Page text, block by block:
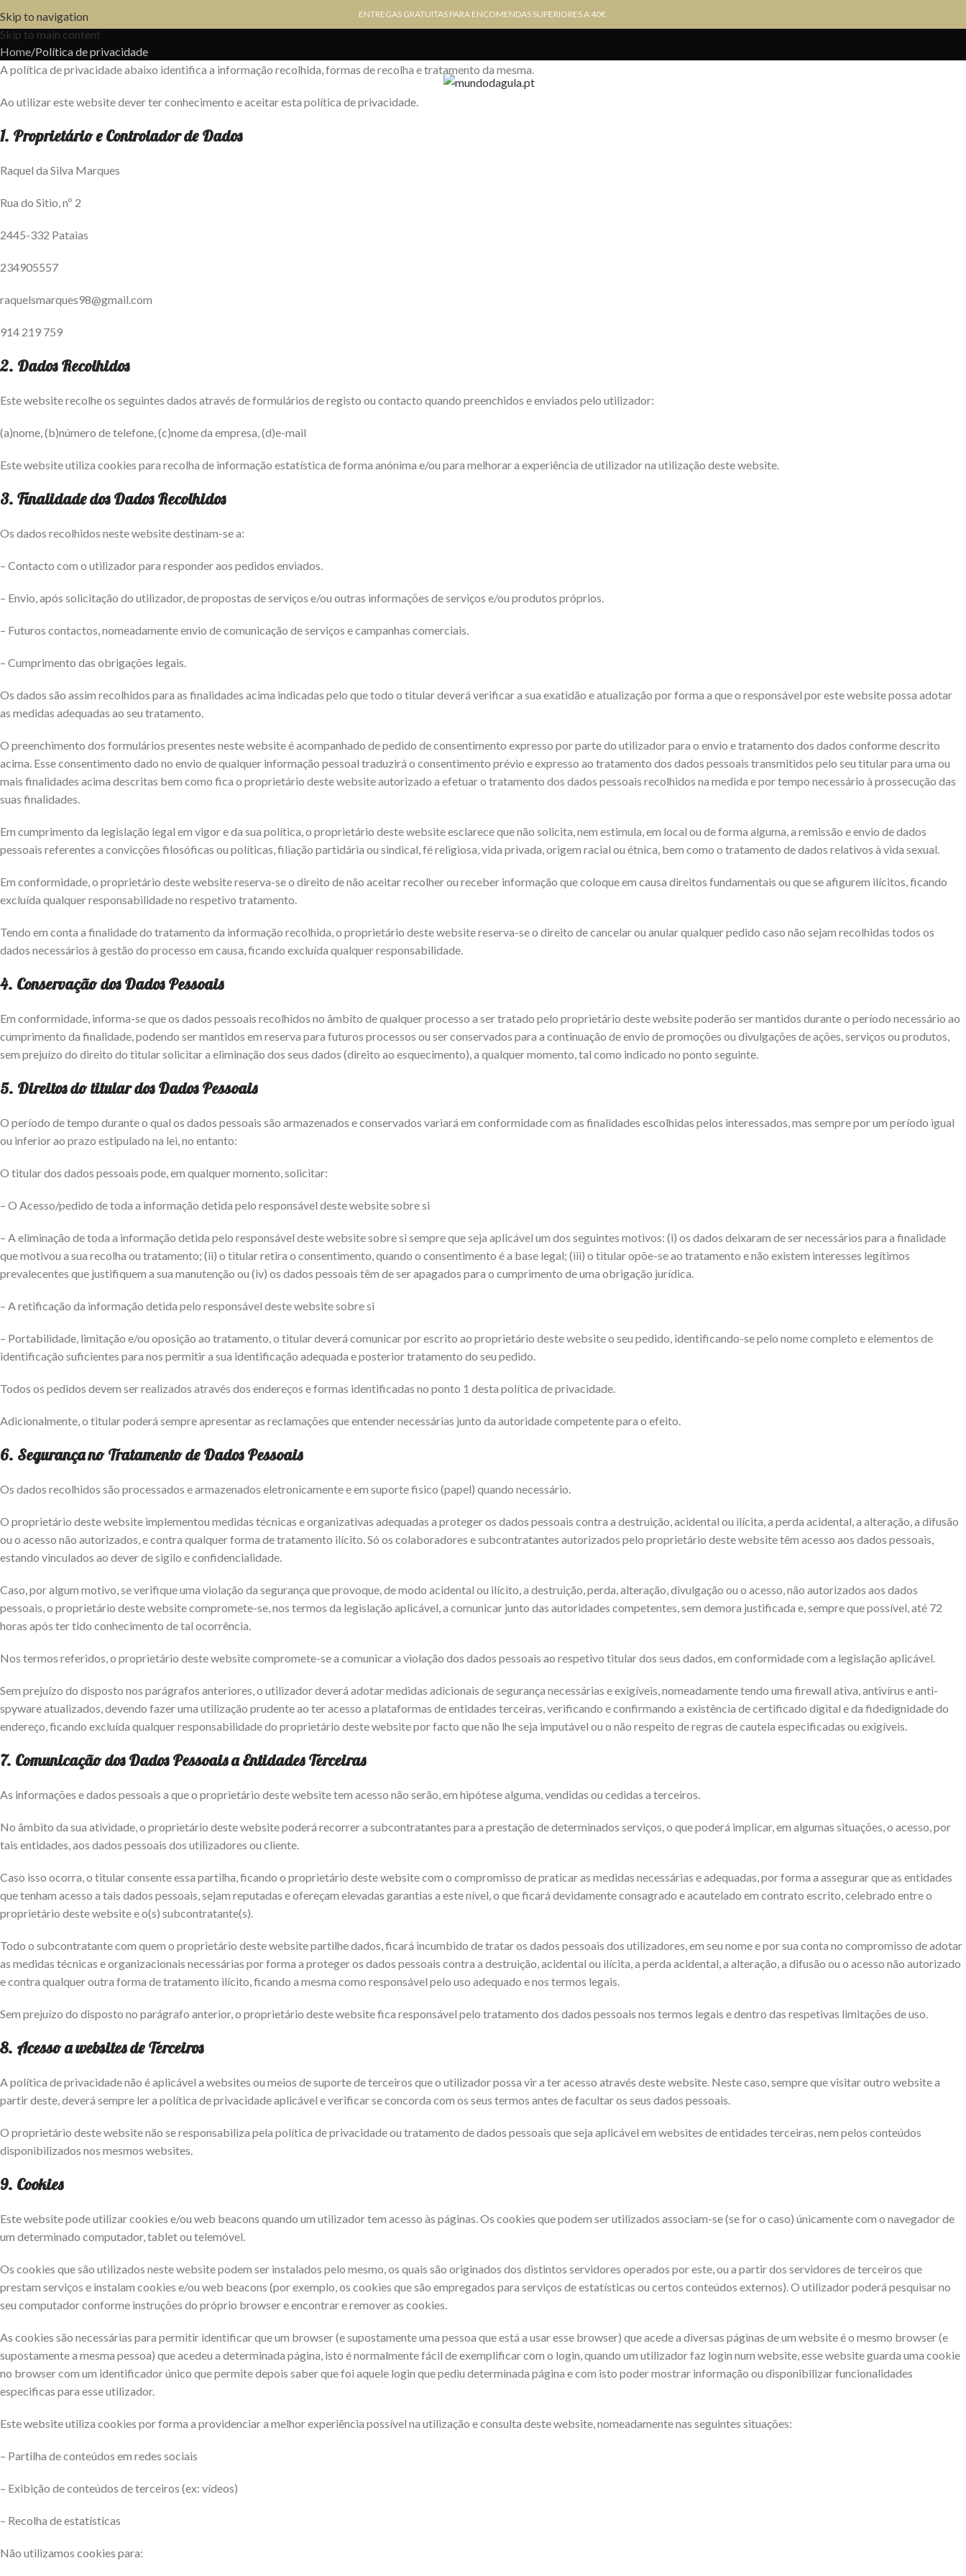
Skip to navigation
Skip to main content
ENTREGAS GRATUITAS PARA ENCOMENDAS SUPERIORES A 40€
Política de privacidade
Home Política de privacidade
A política de privacidade abaixo identifica a informação recolhida, formas de recolha e tratamento da mesma.
Ao utilizar este website dever ter conhecimento e aceitar esta política de privacidade.
1. Proprietário e Controlador de Dados
Raquel da Silva Marques
Rua do Sitio, nº 2
2445-332 Pataias
234905557
raquelsmarques98@gmail.com
914 219 759
2. Dados Recolhidos
Este website recolhe os seguintes dados através de formulários de registo ou contacto quando preenchidos e enviados pelo utilizador:
(a)nome, (b)número de telefone, (c)nome da empresa, (d)e-mail
Este website utiliza cookies para recolha de informação estatística de forma anónima e/ou para melhorar a experiência de utilizador na utilização deste website.
3. Finalidade dos Dados Recolhidos
Os dados recolhidos neste website destinam-se a:
– Contacto com o utilizador para responder aos pedidos enviados.
– Envio, após solicitação do utilizador, de propostas de serviços e/ou outras informações de serviços e/ou produtos próprios.
– Futuros contactos, nomeadamente envio de comunicação de serviços e campanhas comerciais.
– Cumprimento das obrigações legais.
Os dados são assim recolhidos para as finalidades acima indicadas pelo que todo o titular deverá verificar a sua exatidão e atualização por forma a que o responsável por este website possa adotar
as medidas adequadas ao seu tratamento.
O preenchimento dos formulários presentes neste website é acompanhado de pedido de consentimento expresso por parte do utilizador para o envio e tratamento dos dados conforme descrito
acima. Esse consentimento dado no envio de qualquer informação pessoal traduzirá o consentimento prévio e expresso ao tratamento dos dados pessoais transmitidos pelo seu titular para uma ou
mais finalidades acima descritas bem como fica o proprietário deste website autorizado a efetuar o tratamento dos dados pessoais recolhidos na medida e por tempo necessário à prossecução das
suas finalidades.
Em cumprimento da legislação legal em vigor e da sua política, o proprietário deste website esclarece que não solicita, nem estimula, em local ou de forma alguma, a remissão e envio de dados
pessoais referentes a convicções filosóficas ou políticas, filiação partidária ou sindical, fé religiosa, vida privada, origem racial ou étnica, bem como o tratamento de dados relativos à vida sexual.
Em conformidade, o proprietário deste website reserva-se o direito de não aceitar recolher ou receber informação que coloque em causa direitos fundamentais ou que se afigurem ilícitos, ficando
excluída qualquer responsabilidade no respetivo tratamento.
Tendo em conta a finalidade do tratamento da informação recolhida, o proprietário deste website reserva-se o direito de cancelar ou anular qualquer pedido caso não sejam recolhidas todos os
dados necessários à gestão do processo em causa, ficando excluída qualquer responsabilidade.
4. Conservação dos Dados Pessoais
Em conformidade, informa-se que os dados pessoais recolhidos no âmbito de qualquer processo a ser tratado pelo proprietário deste website poderão ser mantidos durante o período necessário ao
cumprimento da finalidade, podendo ser mantidos em reserva para futuros processos ou ser conservados para a continuação de envio de promoções ou divulgações de ações, serviços ou produtos,
sem prejuízo do direito do titular solicitar a eliminação dos seus dados (direito ao esquecimento), a qualquer momento, tal como indicado no ponto seguinte.
5. Direitos do titular dos Dados Pessoais
O período de tempo durante o qual os dados pessoais são armazenados e conservados variará em conformidade com as finalidades escolhidas pelos interessados, mas sempre por um período igual
ou inferior ao prazo estipulado na lei, no entanto:
O titular dos dados pessoais pode, em qualquer momento, solicitar:
– O Acesso/pedido de toda a informação detida pelo responsável deste website sobre si
– A eliminação de toda a informação detida pelo responsável deste website sobre si sempre que seja aplicável um dos seguintes motivos: (i) os dados deixaram de ser necessários para a finalidade
que motivou a sua recolha ou tratamento; (ii) o titular retira o consentimento, quando o consentimento é a base legal; (iii) o titular opõe-se ao tratamento e não existem interesses legítimos
prevalecentes que justifiquem a sua manutenção ou (iv) os dados pessoais têm de ser apagados para o cumprimento de uma obrigação jurídica.
– A retificação da informação detida pelo responsável deste website sobre si
– Portabilidade, limitação e/ou oposição ao tratamento, o titular deverá comunicar por escrito ao proprietário deste website o seu pedido, identificando-se pelo nome completo e elementos de
identificação suficientes para nos permitir a sua identificação adequada e posterior tratamento do seu pedido.
Todos os pedidos devem ser realizados através dos endereços e formas identificadas no ponto 1 desta política de privacidade.
Adicionalmente, o titular poderá sempre apresentar as reclamações que entender necessárias junto da autoridade competente para o efeito.
6. Segurança no Tratamento de Dados Pessoais
Os dados recolhidos são processados e armazenados eletronicamente e em suporte fisico (papel) quando necessário.
O proprietário deste website implementou medidas técnicas e organizativas adequadas a proteger os dados pessoais contra a destruição, acidental ou ilícita, a perda acidental, a alteração, a difusão
ou o acesso não autorizados, e contra qualquer forma de tratamento ilícito. Só os colaboradores e subcontratantes autorizados pelo proprietário deste website têm acesso aos dados pessoais,
estando vinculados ao dever de sigilo e confidencialidade.
Caso, por algum motivo, se verifique uma violação da segurança que provoque, de modo acidental ou ilícito, a destruição, perda, alteração, divulgação ou o acesso, não autorizados aos dados
pessoais, o proprietário deste website compromete-se, nos termos da legislação aplicável, a comunicar junto das autoridades competentes, sem demora justificada e, sempre que possível, até 72
horas após ter tido conhecimento de tal ocorrência.
Nos termos referidos, o proprietário deste website compromete-se a comunicar a violação dos dados pessoais ao respetivo titular dos seus dados, em conformidade com a legislação aplicável.
Sem prejuízo do disposto nos parágrafos anteriores, o utilizador deverá adotar medidas adicionais de segurança necessárias e exigíveis, nomeadamente tendo uma firewall ativa, antivírus e anti-
spyware atualizados, devendo fazer uma utilização prudente ao ter acesso a plataformas de entidades terceiras, verificando e confirmando a existência de certificado digital e da fidedignidade do
endereço, ficando excluída qualquer responsabilidade do proprietário deste website por facto que não lhe seja imputável ou o não respeito de regras de cautela especificadas ou exigíveis.
7. Comunicação dos Dados Pessoais a Entidades Terceiras
As informações e dados pessoais a que o proprietário deste website tem acesso não serão, em hipótese alguma, vendidas ou cedidas a terceiros.
No âmbito da sua atividade, o proprietário deste website poderá recorrer a subcontratantes para a prestação de determinados serviços, o que poderá implicar, em algumas situações, o acesso, por
tais entidades, aos dados pessoais dos utilizadores ou cliente.
Caso isso ocorra, o titular consente essa partilha, ficando o proprietário deste website com o compromisso de praticar as medidas necessárias e adequadas, por forma a assegurar que as entidades
que tenham acesso a tais dados pessoais, sejam reputadas e ofereçam elevadas garantias a este nível, o que ficará devidamente consagrado e acautelado em contrato escrito, celebrado entre o
proprietário deste website e o(s) subcontratante(s).
Todo o subcontratante com quem o proprietário deste website partilhe dados, ficará incumbido de tratar os dados pessoais dos utilizadores, em seu nome e por sua conta no compromisso de adotar
as medidas técnicas e organizacionais necessárias por forma a proteger os dados pessoais contra a destruição, acidental ou ilícita, a perda acidental, a alteração, a difusão ou o acesso não autorizado
e contra qualquer outra forma de tratamento ilícito, ficando a mesma como responsável pelo uso adequado e nos termos legais.
Sem prejuízo do disposto no parágrafo anterior, o proprietário deste website fica responsável pelo tratamento dos dados pessoais nos termos legais e dentro das respetivas limitações de uso.
8. Acesso a websites de Terceiros
A política de privacidade não é aplicável a websites ou meios de suporte de terceiros que o utilizador possa vir a ter acesso através deste website. Neste caso, sempre que visitar outro website a
partir deste, deverá sempre ler a política de privacidade aplicável e verificar se concorda com os seus termos antes de facultar os seus dados pessoais.
O proprietário deste website não se responsabiliza pela política de privacidade ou tratamento de dados pessoais que seja aplicável em websites de entidades terceiras, nem pelos conteúdos
disponibilizados nos mesmos websites.
9. Cookies
Este website pode utilizar cookies e/ou web beacons quando um utilizador tem acesso às páginas. Os cookies que podem ser utilizados associam-se (se for o caso) únicamente com o navegador de
um determinado computador, tablet ou telemóvel.
Os cookies que são utilizados neste website podem ser instalados pelo mesmo, os quais são originados dos distintos servidores operados por este, ou a partir dos servidores de terceiros que
prestam serviços e instalam cookies e/ou web beacons (por exemplo, os cookies que são empregados para serviços de estatísticas ou certos conteúdos externos). O utilizador poderá pesquisar no
seu computador conforme instruções do próprio browser e encontrar e remover as cookies.
As cookies são necessárias para permitir identificar que um browser (e supostamente uma pessoa que está a usar esse browser) que acede a diversas páginas de um website é o mesmo browser (e
supostamente a mesma pessoa) que acedeu a determinada página, isto é normalmente fácil de exemplificar com o login, quando um utilizador faz login num website, esse website guarda uma cookie
no browser com um identificador único que permite depois saber que foi aquele login que pediu determinada página e com isto poder mostrar informação ou disponibilizar funcionalidades
especificas para esse utilizador.
Este website utiliza cookies por forma a providenciar a melhor experiência possível na utilização e consulta deste website, nomeadamente nas seguintes situações:
– Partilha de conteúdos em redes sociais
– Exibição de conteúdos de terceiros (ex: vídeos)
– Recolha de estatísticas
Não utilizamos cookies para: